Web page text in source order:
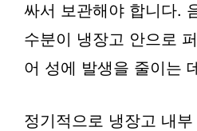
싸서 보관해야 합니다.
수분이 냉장고 안으로
어 성에 발생을 줄이는
정기적으로 냉장고 내